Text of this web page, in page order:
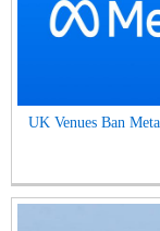
UK Venues Ban